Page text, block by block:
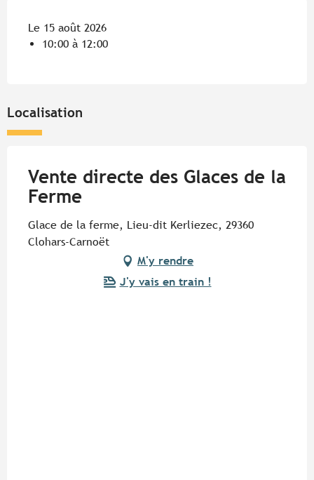
Le 15 août 2026
10:00 à 12:00
Localisation
Vente directe des Glaces de la
Ferme
Glace de la ferme, Lieu-dit Kerliezec, 29360
Clohars-Carnoët
M'y rendre
J'y vais en train !